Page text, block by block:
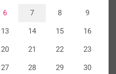
6 7 8 9
13 14 15 16
20 21 22 23
27 28 29 30